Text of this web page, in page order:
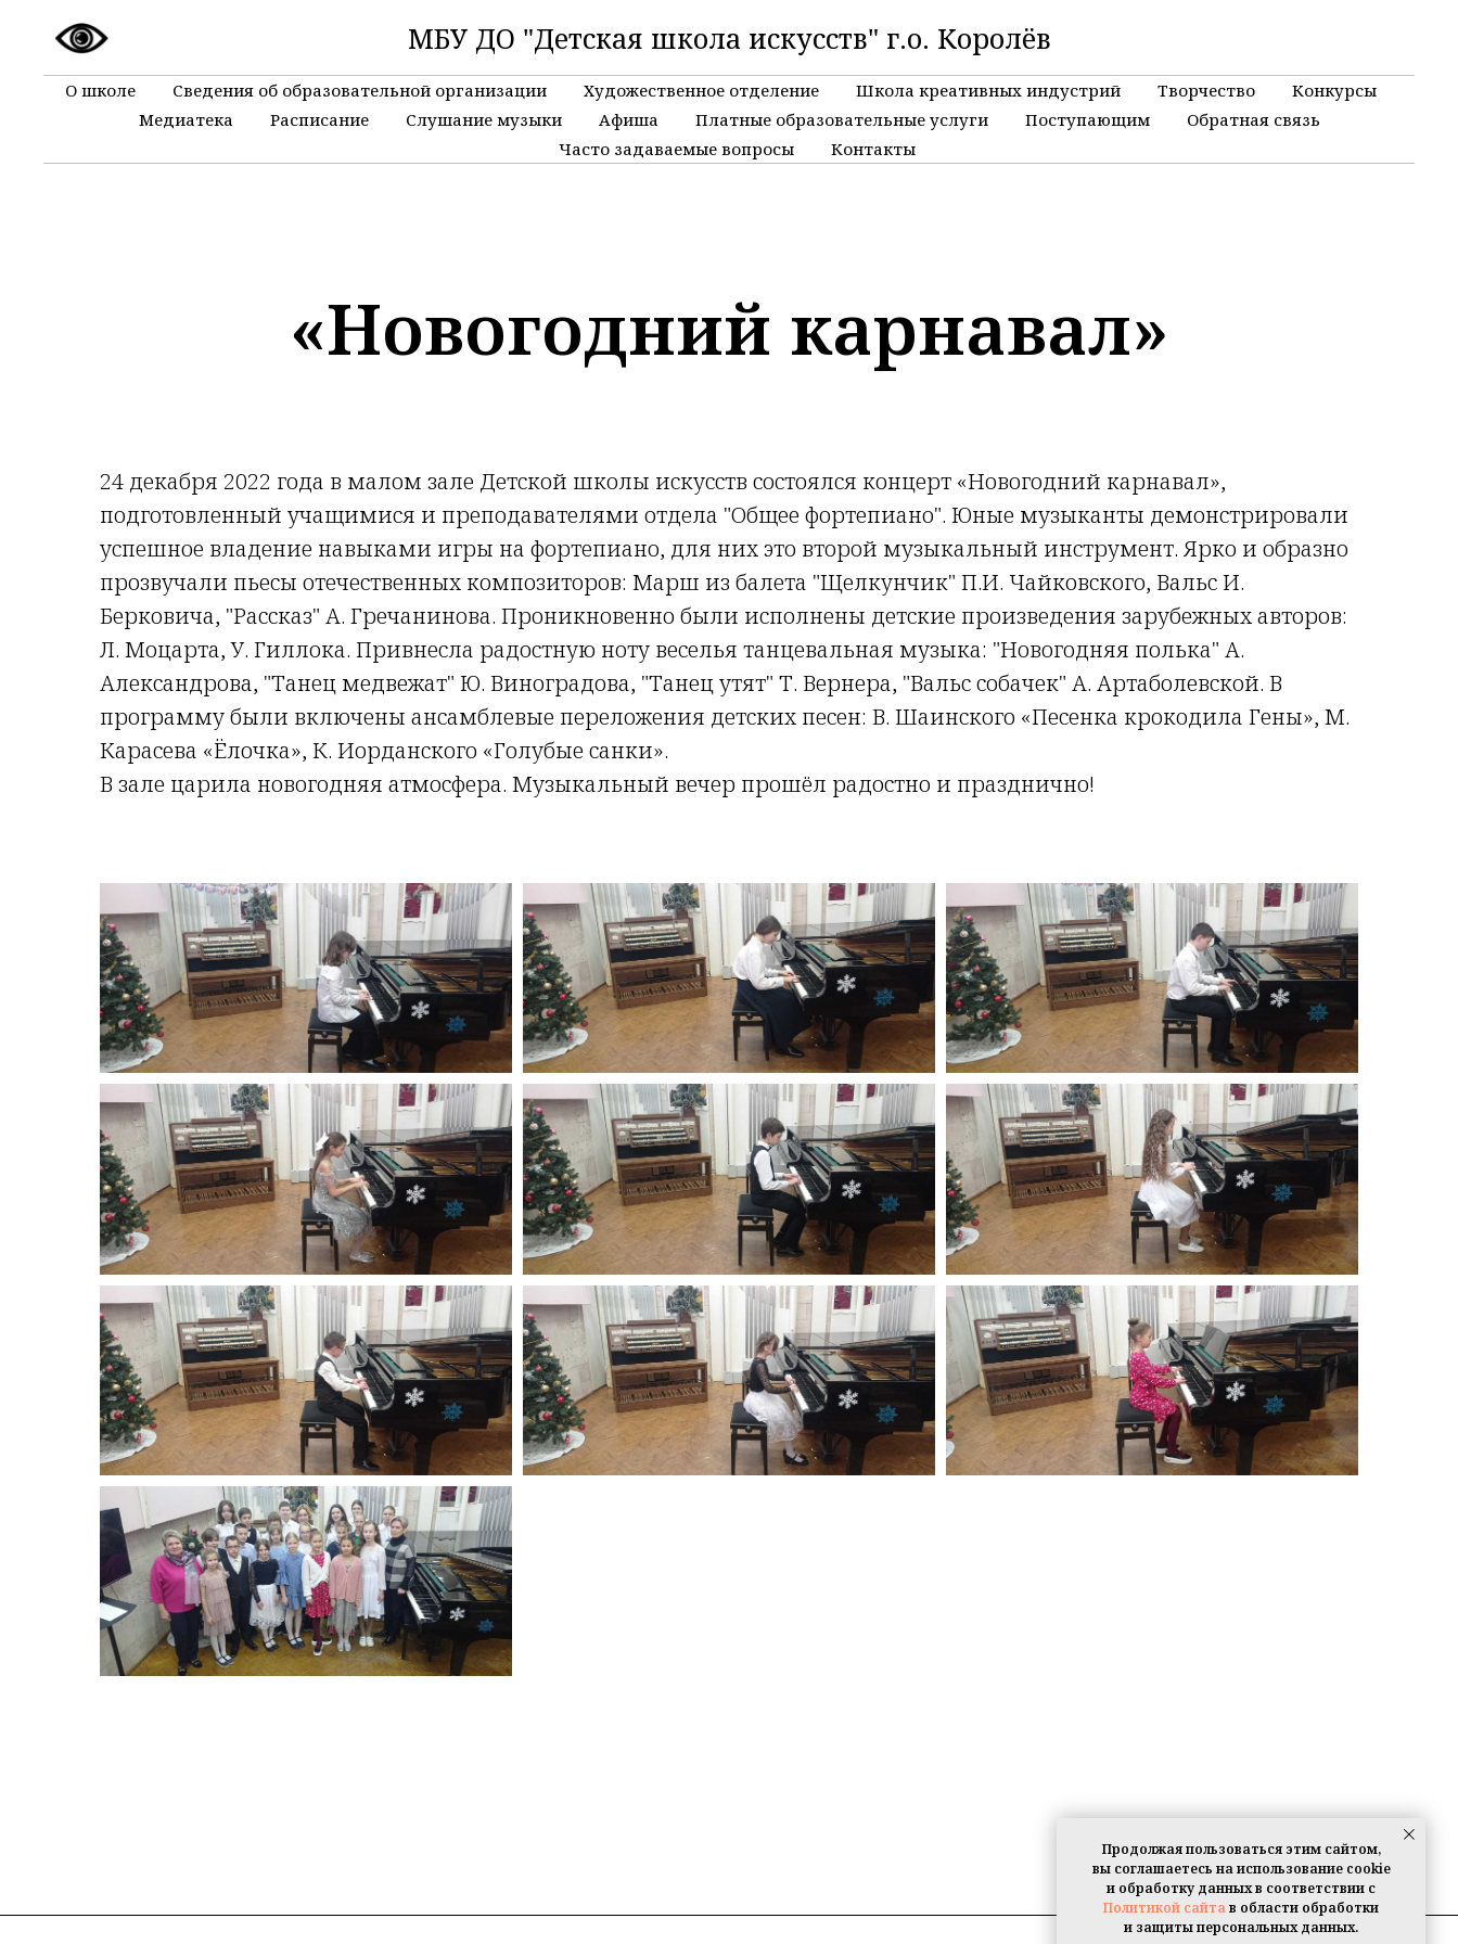
МБУ ДО "Детская школа искусств" г.о. Королёв
О школе Сведения об образовательной организации Художественное отделение Школа креативных индустрий Творчество
Конкурсы
Медиатека
Расписание Слушание музыки Афиша Платные образовательные услуги Поступающим
Обратная связь
Часто задаваемые вопросы
Контакты
Продолжая пользоваться этим сайтом,
вы соглашаетесь на использование cookie
и обработку данных в соответствии с
Политикой сайтав области обработки
и защиты персональных данных.
«Новогодний карнавал»
24 декабря 2022 года в малом зале Детской школы искусств состоялся концерт «Новогодний карнавал»,
подготовленный учащимися и преподавателями отдела "Общее фортепиано". Юные музыканты демонстрировали
успешное владение навыками игры на фортепиано, для них это второй музыкальный инструмент. Ярко и образно
прозвучали пьесы отечественных композиторов: Марш из балета "Щелкунчик" П.И. Чайковского, Вальс И.
Берковича, "Рассказ" А. Гречанинова. Проникновенно были исполнены детские произведения зарубежных авторов:
Л. Моцарта, У. Гиллока. Привнесла радостную ноту веселья танцевальная музыка: "Новогодняя полька" А.
Александрова, "Танец медвежат" Ю. Виноградова, "Танец утят" Т. Вернера, "Вальс собачек" А. Артаболевской. В
программу были включены ансамблевые переложения детских песен: В. Шаинского «Песенка крокодила Гены», М.
Карасева «Ёлочка», К. Иорданского «Голубые санки».
В зале царила новогодняя атмосфера. Музыкальный вечер прошёл радостно и празднично!